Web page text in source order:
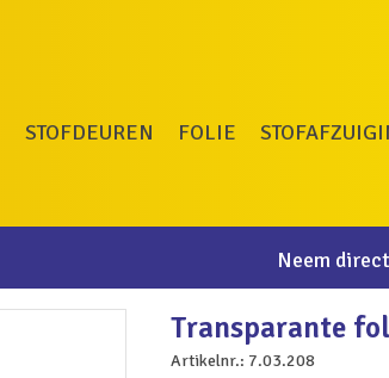
STOFDEUREN FOLIE
Neem
Transparante
Artikelnr.: 7.03.208